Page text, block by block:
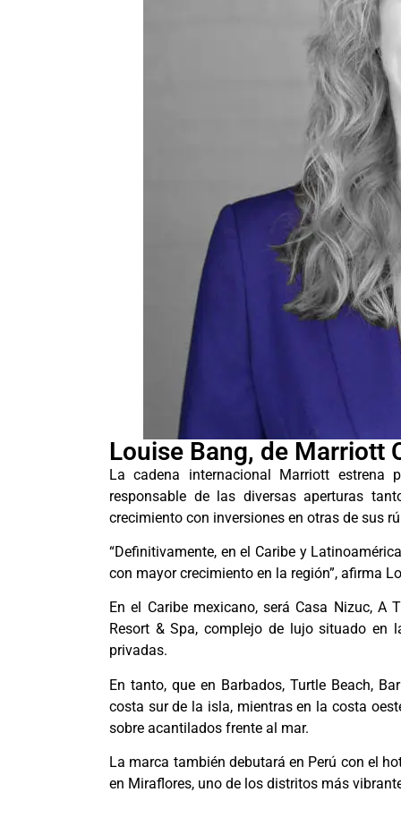
Louise Bang, de Marriott
La cadena internacional Marriott estrena
responsable de las diversas aperturas
crecimiento con inversiones en otras de sus
“Definitivamente, en el Caribe y
con mayor crecimiento en la región”, afirma
En el Caribe mexicano, será Casa Nizuc, A
Resort & Spa, complejo de lujo situado
privadas.
En tanto, que en Barbados, Turtle Beach,
costa sur de la isla, mientras en la costa
sobre acantilados frente al mar.
La marca también debutará en Perú con el
en Miraflores, uno de los distritos más